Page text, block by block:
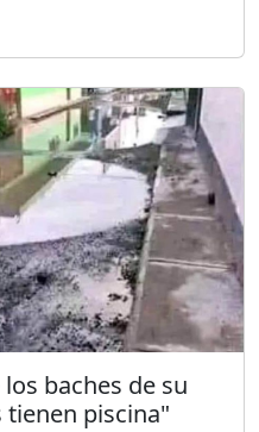
baches de su
tienen piscina"